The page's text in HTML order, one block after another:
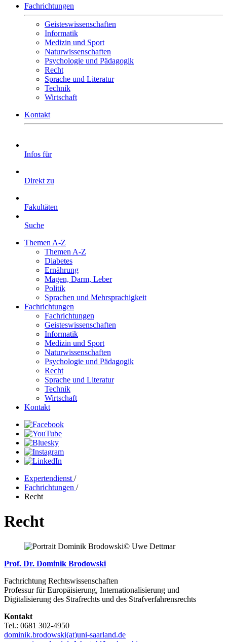
Fachrichtungen
Geisteswissenschaften
Informatik
Medizin und Sport
Naturwissenschaften
Psychologie und Pädagogik
Recht
Sprache und Literatur
Technik
Wirtschaft
Kontakt
Infos für
Direkt zu
Fakultäten
Suche
Themen A-Z
Themen A-Z
Diabetes
Ernährung
Magen, Darm, Leber
Politik
Sprachen und Mehrsprachigkeit
Fachrichtungen
Fachrichtungen
Geisteswissenschaften
Informatik
Medizin und Sport
Naturwissenschaften
Psychologie und Pädagogik
Recht
Sprache und Literatur
Technik
Wirtschaft
Kontakt
Expertendienst /
Fachrichtungen /
Recht
Recht
© Uwe Dettmar
Prof. Dr. Dominik Brodowski
Fachrichtung Rechtswissenschaften
Professur für Europäisierung, Internationalisierung und
Digitalisierung des Strafrechts und des Strafverfahrensrechts
Kontakt
Tel.: 0681 302-4950
dominik.brodowski(at)uni-saarland.de